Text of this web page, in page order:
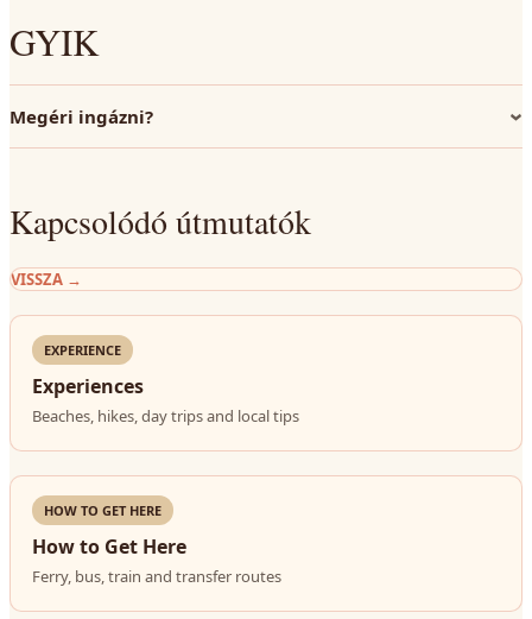
GYIK
Megéri ingázni?
Kapcsolódó útmutatók
VISSZA →
EXPERIENCE
Experiences
Beaches, hikes, day trips and local tips
HOW TO GET HERE
How to Get Here
Ferry, bus, train and transfer routes